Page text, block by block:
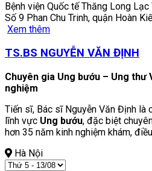
Bệnh viện Quốc tế Thăng Long Lạc
Số 9 Phan Chu Trinh, quận Hoàn
Xem thêm
TS.BS NGUYỄN VĂN ĐỊNH
Chuyên gia Ung bướu – Ung thư
nghiệm
Tiến sĩ, Bác sĩ Nguyễn Văn Định là
lĩnh vực Ung bướu, đặc biệt
hơn 35 năm kinh nghiệm khám,
Hà Nội